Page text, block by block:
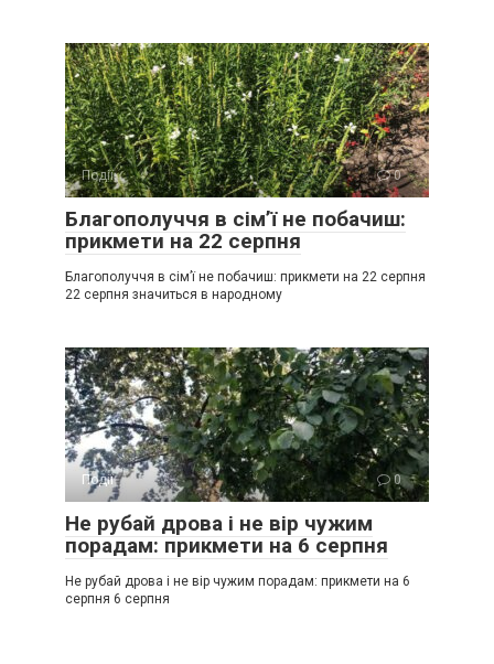
Події 0
Благополуччя в сім’ї не побачиш:
прикмети на 22 серпня
Благополуччя в сім’ї не побачиш: прикмети на 22 серпня
22 серпня значиться в народному
Події 0
Не рубай дрова і не вір чужим
порадам: прикмети на 6 серпня
Не рубай дрова і не вір чужим порадам: прикмети на 6
серпня 6 серпня